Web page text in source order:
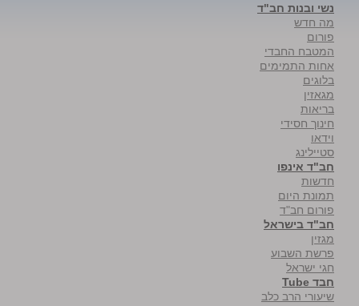
נשי ובנות חב"ד
מה חדש
פורום
המטבח החבדי
אחות התמימים
בלוגים
מגאזין
בריאות
חינוך חסידי
וידאו
סטיילינג
חב"ד אינפו
חדשות
תמונת היום
פורום חב"ד
חב"ד בישראל
מגזין
פרשת השבוע
חגי ישראל
חבד Tube
שיעורי הרב כלב